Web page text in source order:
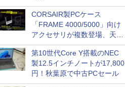
CORSAIR製PCケース
「FRAME 4000/5000」向け
アクセサリが複数登場、天然
木製パネルや背面コネクタ対
応トレイなど
第10世代Core Y搭載のNEC
製12.5インチノートが17,800
円！秋葉原で中古PCセール